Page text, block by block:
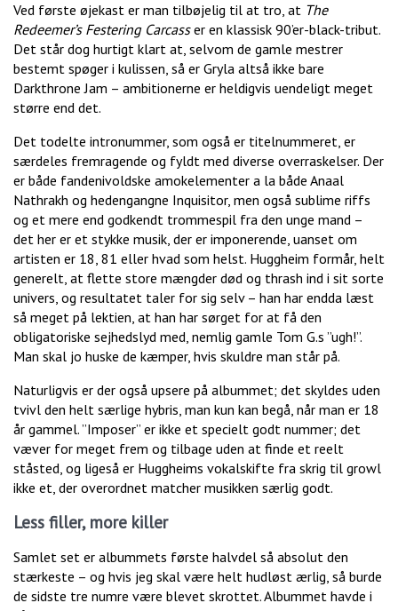
Ved første øjekast er man tilbøjelig til at tro, at The
Redeemer’s Festering Carcasser en klassisk 90’er-black-tribut.
Det står dog hurtigt klart at, selvom de gamle mestrer
bestemt spøger i kulissen, så er Gryla altså ikke bare
Darkthrone Jam – ambitionerne er heldigvis uendeligt meget
større end det.
Det todelte intronummer, som også er titelnummeret, er
særdeles fremragende og fyldt med diverse overraskelser. Der
er både fandenivoldske amokelementer a la både Anaal
Nathrakh og hedengangne Inquisitor, men også sublime riffs
og et mere end godkendt trommespil fra den unge mand –
det her er et stykke musik, der er imponerende, uanset om
artisten er 18, 81 eller hvad som helst. Huggheim formår, helt
generelt, at flette store mængder død og thrash ind i sit sorte
univers, og resultatet taler for sig selv – han har endda læst
så meget på lektien, at han har sørget for at få den
obligatoriske sejhedslyd med, nemlig gamle Tom G.s ”ugh!”.
Man skal jo huske de kæmper, hvis skuldre man står på.
Naturligvis er der også upsere på albummet; det skyldes uden
tvivl den helt særlige hybris, man kun kan begå, når man er 18
år gammel. ”Imposer” er ikke et specielt godt nummer; det
væver for meget frem og tilbage uden at finde et reelt
ståsted, og ligeså er Huggheims vokalskifte fra skrig til growl
ikke et, der overordnet matcher musikken særlig godt.
Less filler, more killer
Samlet set er albummets første halvdel så absolut den
stærkeste – og hvis jeg skal være helt hudløst ærlig, så burde
de sidste tre numre være blevet skrottet. Albummet havde i